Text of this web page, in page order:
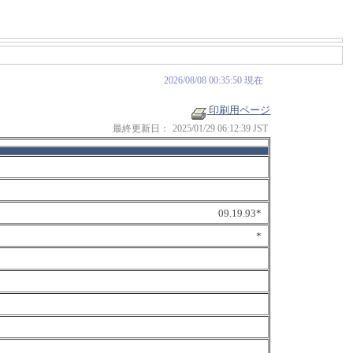
2026/08/08 00:35:50 現在
印刷用ページ
最終更新日： 2025/01/29 06:12:39 JST
09.19.93*
*